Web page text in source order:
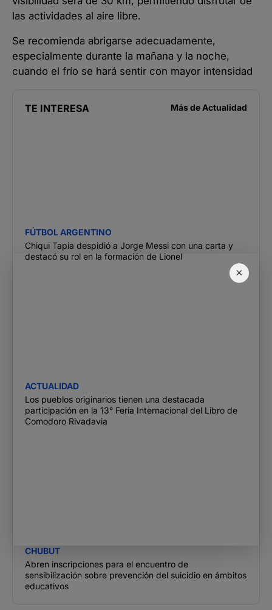
×
las actividades al aire libre.
Se recomienda abrigarse adecuadamente,
especialmente durante la mañana y la noche,
cuando el frío se hará sentir con mayor intensidad
TE INTERESA Más de Actualidad
FÚTBOL ARGENTINO
Chiqui Tapia despidió a Jorge Messi con una carta y
destacó su rol en la formación de Lionel
ACTUALIDAD
Los pueblos originarios tienen una destacada
participación en la 13° Feria Internacional del Libro de
Comodoro Rivadavia
CHUBUT
Abren inscripciones para el encuentro de
sensibilización sobre prevención del suicidio en ámbitos
educativos